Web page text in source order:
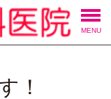
MENU
！